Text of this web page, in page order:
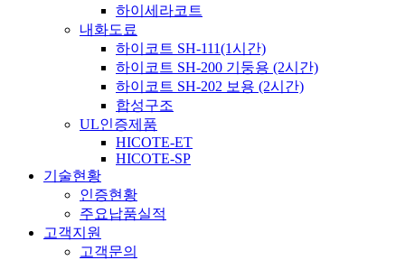
하이세라코트
내화도료
하이코트 SH-111(1시간)
하이코트 SH-200 기둥용 (2시간)
하이코트 SH-202 보용 (2시간)
합성구조
UL인증제품
HICOTE-ET
HICOTE-SP
기술현황
인증현황
주요납품실적
고객지원
고객문의